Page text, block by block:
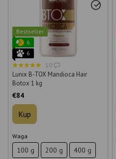
Bestseller
6
6
10
Lunix B-TOX Mandioca Hair
Botox 1 kg
€84
Kup
Waga
100 g 200 g
400 g